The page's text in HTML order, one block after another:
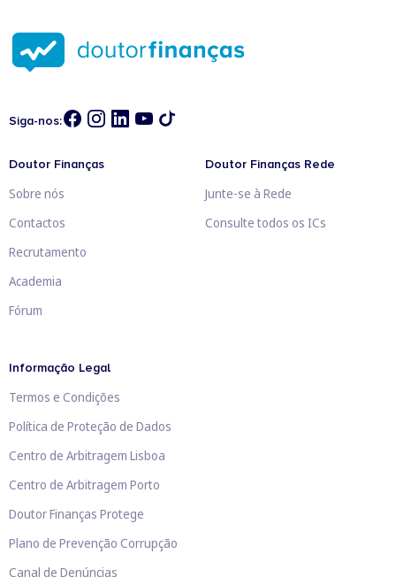
Siga-nos:
Doutor Finanças
Sobre nós
Contactos
Recrutamento
Academia
Fórum
Doutor Finanças Rede
Junte-se à Rede
Consulte todos os ICs
Informação Legal
Termos e Condições
Política de Proteção de Dados
Centro de Arbitragem Lisboa
Centro de Arbitragem Porto
Doutor Finanças Protege
Plano de Prevenção Corrupção
Canal de Denúncias